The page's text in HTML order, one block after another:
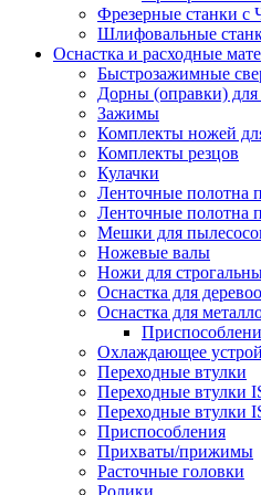
Фрезерные станки
Шлифовальные
Оснастка и расходные
Быстрозажимные
Дорны (оправки) для
Зажимы
Комплекты ножей
Комплекты резцов
Кулачки
Ленточные полотна
Ленточные полотна
Мешки для
Ножевые валы
Ножи для
Оснастка для
Оснастка для
Охлаждающее
Переходные втулки
Переходные втулки
Переходные втулки
Приспособления
Прихваты/прижимы
Расточные головки
Ролики